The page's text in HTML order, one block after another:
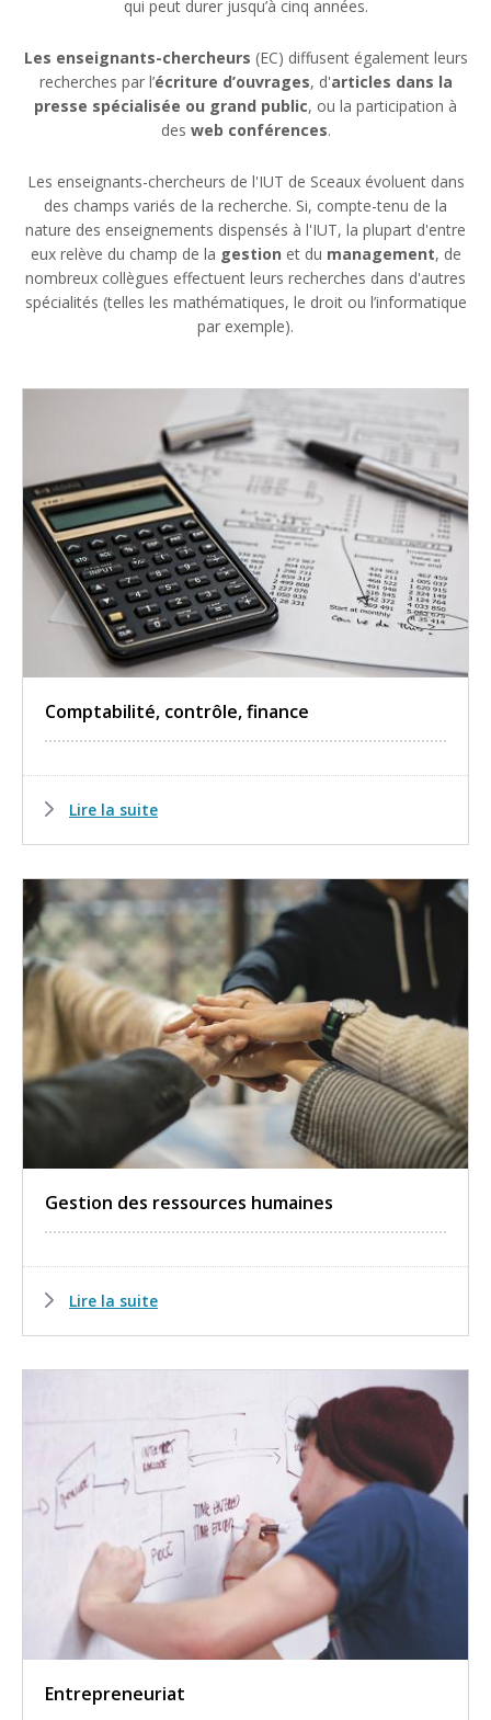
qui peut durer jusqu’à cinq années.
Les enseignants-chercheurs (EC) diffusent également leurs
recherches par l’écriture d’ouvrages, d'articles dans la
presse spécialisée ou grand public, ou la participation à
des web conférences.
Les enseignants-chercheurs de l'IUT de Sceaux évoluent dans
des champs variés de la recherche. Si, compte-tenu de la
nature des enseignements dispensés à l'IUT, la plupart d'entre
eux relève du champ de la gestion et du management, de
nombreux collègues effectuent leurs recherches dans d'autres
spécialités (telles les mathématiques, le droit ou l’informatique
par exemple).
Comptabilité, contrôle, finance
Lire la suite
Gestion des ressources humaines
Lire la suite
Entrepreneuriat